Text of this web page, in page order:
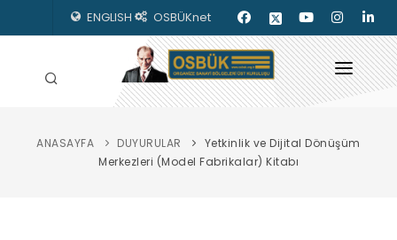
ENGLISH OSBÜKnet
HAKKIMIZDA
ANASAYFA DUYURULAR
Yetkinlik ve Dijital Dönüşüm
Merkezleri (Model Fabrikalar) Kitabı